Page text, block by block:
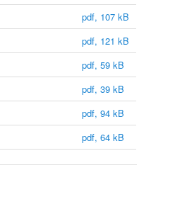
pdf, 107 kB
pdf, 121 kB
pdf, 59 kB
pdf, 39 kB
pdf, 94 kB
pdf, 64 kB